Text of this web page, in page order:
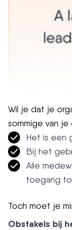
Wil je dat je
sommige van
Het is een
Bij het
Alle
toegang
Toch moet je
Obstakels bij